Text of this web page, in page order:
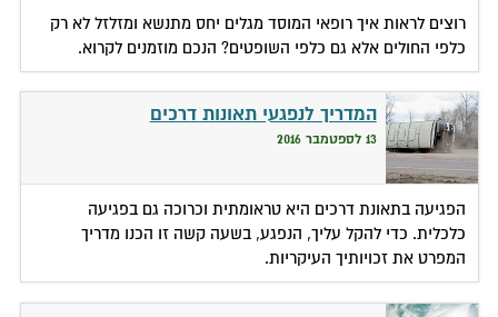
רוצים לראות איך רופאי המוסד מגלים יחס מתנשא ומזלזל לא רק
כלפי החולים אלא גם כלפי השופטים? הנכם מוזמנים לקרוא.
המדריך לנפגעי תאונות דרכים
13 לספטמבר 2016
הפגיעה בתאונת דרכים היא טראומתית וכרוכה גם בפגיעה
כלכלית. כדי להקל עליך, הנפגע, בשעה קשה זו הכנו מדריך
המפרט את זכויותיך העיקריות.